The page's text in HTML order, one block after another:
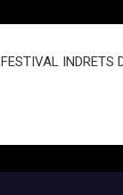
FESTIVAL INDRETS